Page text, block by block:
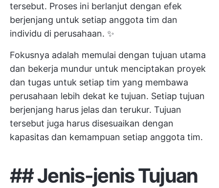
tersebut. Proses ini berlanjut dengan efek
berjenjang untuk setiap anggota tim dan
individu di perusahaan. ✨
Fokusnya adalah memulai dengan tujuan utama
dan bekerja mundur untuk menciptakan proyek
dan tugas untuk setiap tim yang membawa
perusahaan lebih dekat ke tujuan. Setiap tujuan
berjenjang harus jelas dan terukur. Tujuan
tersebut juga harus disesuaikan dengan
kapasitas dan kemampuan setiap anggota tim.
## Jenis-jenis Tujuan